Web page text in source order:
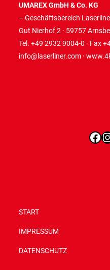
UMAREX GmbH & Co. KG
– Geschäftsbereich
Gut Nierhof 2 · 59757
Tel. +49 2932 9004-0 · Fax
info@laserliner.com ·
START
IMPRESSUM
DATENSCHUTZ